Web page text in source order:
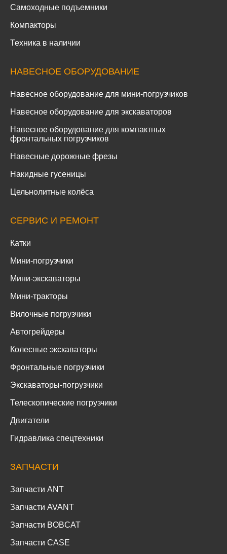
Самоходные подъемники
Компакторы
Техника в наличии
НАВЕСНОЕ ОБОРУДОВАНИЕ
Навесное оборудование для мини-погрузчиков
Навесное оборудование для экскаваторов
Навесное оборудование для компактных
фронтальных погрузчиков
Навесные дорожные фрезы
Накидные гусеницы
Цельнолитные колёса
СЕРВИС И РЕМОНТ
Катки
Мини-погрузчики
Мини-экскаваторы
Мини-тракторы
Вилочные погрузчики
Автогрейдеры
Колесные экскаваторы
Фронтальные погрузчики
Экскаваторы-погрузчики
Телескопические погрузчики
Двигатели
Гидравлика спецтехники
ЗАПЧАСТИ
Запчасти ANT
Запчасти AVANT
Запчасти BOBCAT
Запчасти CASE